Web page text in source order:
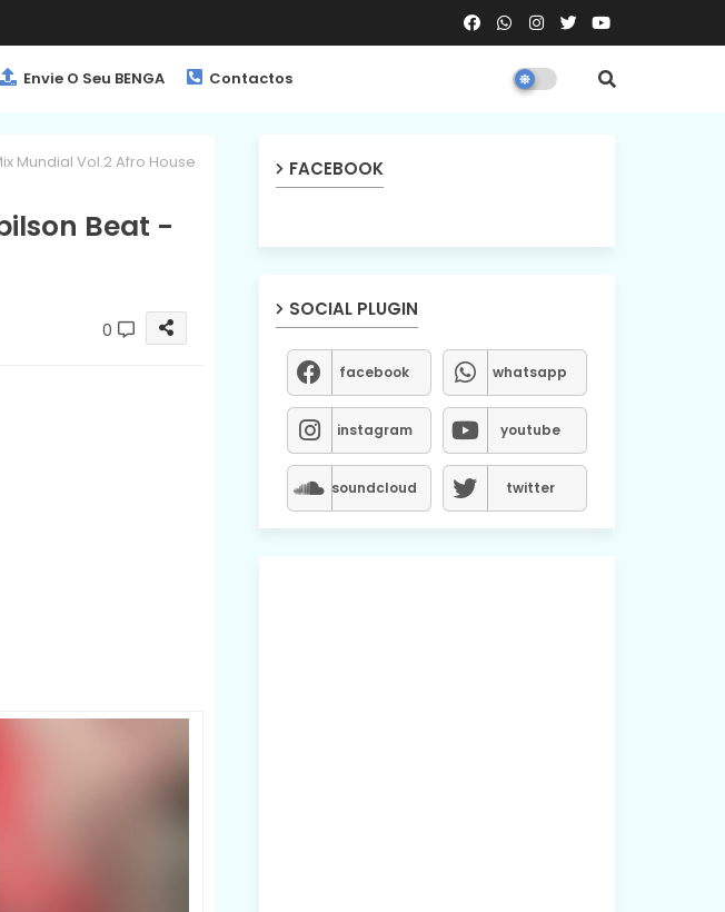
Envie O Seu BENGA Contactos
Mundial Vol.2 Afro House
Beat -
0
FACEBOOK
SOCIAL PLUGIN
facebook whatsapp
instagram youtube
soundcloud twitter